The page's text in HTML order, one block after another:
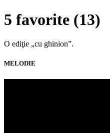
5 favorite (13)
O ediţie „cu ghinion”.
MELODIE